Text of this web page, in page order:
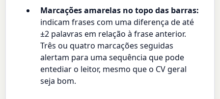
Marcações amarelas no topo das barras:
indicam frases com uma diferença de até
±2 palavras em relação à frase anterior.
Três ou quatro marcações seguidas
alertam para uma sequência que pode
entediar o leitor, mesmo que o CV geral
seja bom.